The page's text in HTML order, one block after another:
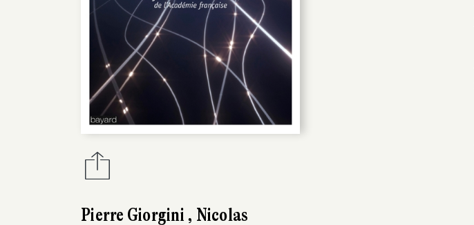
Pierre Giorgini , Nicolas